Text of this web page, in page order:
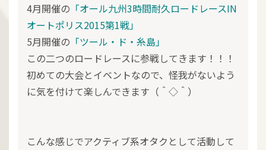
4月開催の 「オール九州3時間耐久ロードレースIN
オートポリス2015第1戦」
5月開催の 「ツール・ド・糸島」
この二つのロードレースに参戦してきます！！！
初めての大会とイベントなので、怪我がないよう
に気を付けて楽しんできます（＾◇＾）
こんな感じでアクティブ系オタクとして活動して